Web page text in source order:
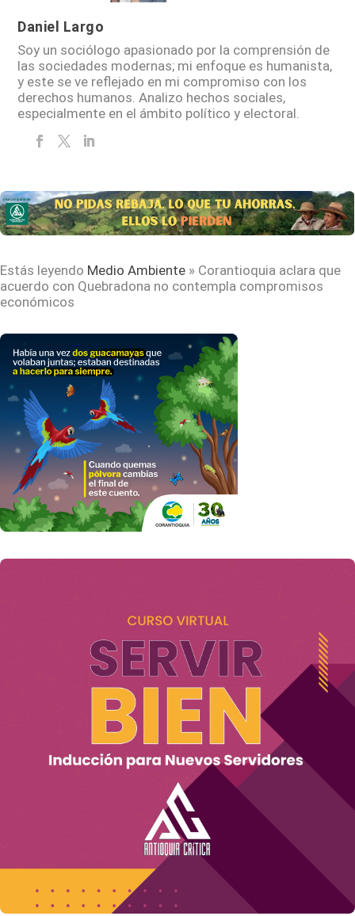
Daniel Largo
Soy un sociólogo apasionado por la comprensión de
las sociedades modernas; mi enfoque es humanista,
y este se ve reflejado en mi compromiso con los
derechos humanos. Analizo hechos sociales,
especialmente en el ámbito político y electoral.
Estás leyendo Medio Ambiente » Corantioquia aclara que
acuerdo con Quebradona no contempla compromisos
económicos